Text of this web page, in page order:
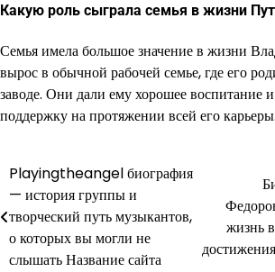
Какую роль сыграла семья в жизни
Семья имела большое значение в жизни
вырос в обычной рабочей семье, где его
заводе. Они дали ему хорошее воспитание
поддержку на протяжении всей его карьеры.
Навигация
по
записям
Playingtheangel биография
— история группы и
творческий путь музыкантов,
о которых вы могли не
слышать Название сайта
жизнь